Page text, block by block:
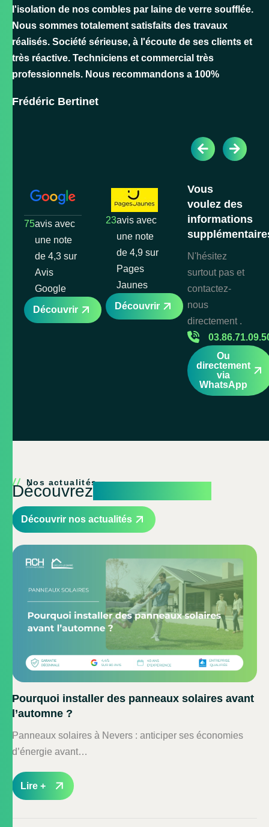
l'isolation de nos combles par laine de verre soufflée.
Nous sommes totalement satisfaits des travaux
réalisés. Société sérieuse, à l'écoute de ses clients et
très réactive. Techniciens et commercial très
professionnels. Nous recommandons a 100%
Frédéric Bertinet
avis avec
une note
de 4,3 sur
Avis
Google
75
Découvrir
avis avec
une note
de 4,9 sur
Pages
Jaunes
23
Découvrir
Vous
voulez des
informations
N'hésitez
surtout pas et
contactez-
nous
directement .
Ou
directement
via
WhatsApp
Nos actualités
Découvrez
Découvrir nos actualités
Pourquoi installer des panneaux solaires avant
l’automne ?
Panneaux solaires à Nevers : anticiper ses économies
d’énergie avant…
Lire +